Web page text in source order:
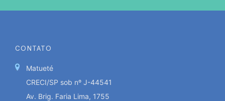
CONTATO
Matueté
CRECI/SP sob nº J-44541
Av. Brig. Faria Lima, 1755